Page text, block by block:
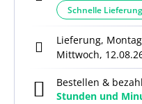
Schnelle Lieferung
Lieferung,
Mittwoch,
Bestellen &
Stunden und